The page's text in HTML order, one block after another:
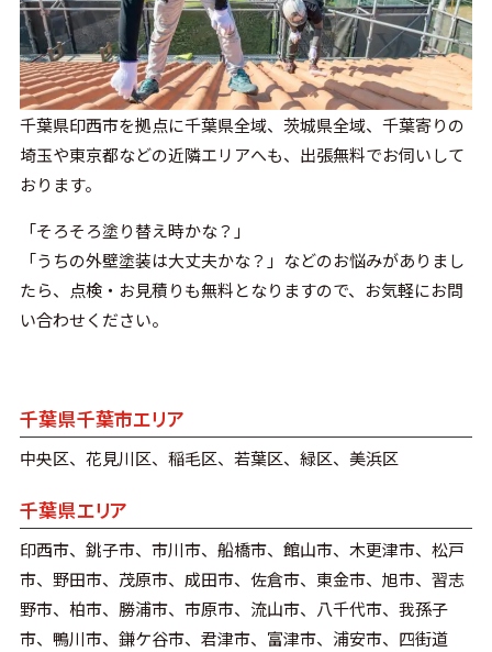
千葉県印西市を拠点に千葉県全域、茨城県全域、千葉寄りの
埼玉や東京都などの近隣エリアへも、出張無料でお伺いして
おります。
「そろそろ塗り替え時かな？」
「うちの外壁塗装は大丈夫かな？」などのお悩みがありまし
たら、点検・お見積りも無料となりますので、お気軽にお問
い合わせください。
千葉県千葉市エリア
中央区、花見川区、稲毛区、若葉区、緑区、美浜区
千葉県エリア
印西市、銚子市、市川市、船橋市、館山市、木更津市、松戸
市、野田市、茂原市、成田市、佐倉市、東金市、旭市、習志
野市、柏市、勝浦市、市原市、流山市、八千代市、我孫子
市、鴨川市、鎌ケ谷市、君津市、富津市、浦安市、四街道